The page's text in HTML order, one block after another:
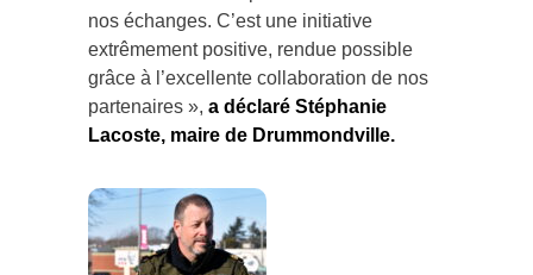
nos échanges. C’est une initiative
extrêmement positive, rendue possible
grâce à l’excellente collaboration de nos
partenaires »,
a déclaré Stéphanie
Lacoste, maire de Drummondville.